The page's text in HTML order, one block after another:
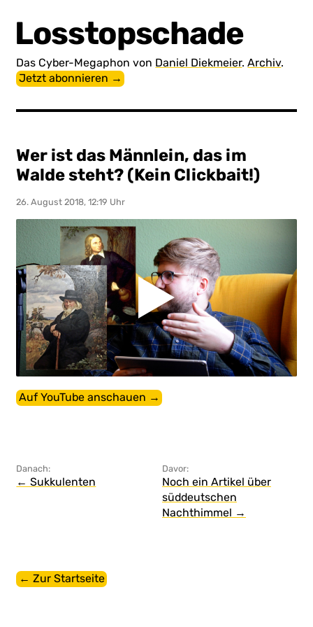
Losstopschade
Das Cyber-Megaphon von Daniel Diekmeier.Archiv.
Jetzt abonnieren →
Wer ist das Männlein, das im
Walde steht? (Kein Clickbait!)
26. August 2018, 12:19 Uhr
Auf YouTube anschauen →
Danach:
← Sukkulenten
Davor:
Noch ein Artikel über
süddeutschen
Nachthimmel →
← Zur Startseite